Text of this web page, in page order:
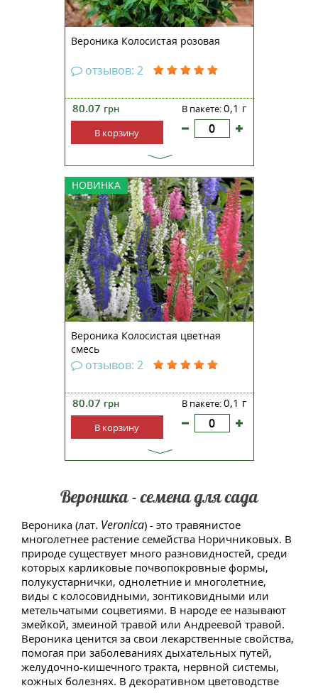
Вероника - семена для сада
Вероника (лат. Veronica) - это травянистое
многолетнее растение семейства Норичниковых. В
природе существует много разновидностей, среди
которых карликовые почвопокровные формы,
полукустарнички, однолетние и многолетние,
виды с колосовидными, зонтиковидными или
метельчатыми соцветиями. В народе ее называют
змейкой, змеиной травой или Андреевой травой.
Вероника ценится за свои лекарственные свойства,
помогая при заболеваниях дыхательных путей,
желудочно-кишечного тракта, нервной системы,
кожных болезнях. В декоративном цветоводстве
Вероника Колосистая розовая
отзывов: 2
80.07 грн В пакете:0,1 г
В корзину
НОВИНКА
Вероника колосиста 'Sightseeing'
(Veronica spicata 'Sightseeing')
&Nbsp;Вероника колосиста
'Sightseeing' - это великолепный
сорт многолетнего растения,
характеризующийся ярким и
длительным цветением. Этот
сорт представляет с...
Вероника Колосистая цветная
смесь
отзывов: 2
80.07 грн В пакете:0,1 г
В корзину